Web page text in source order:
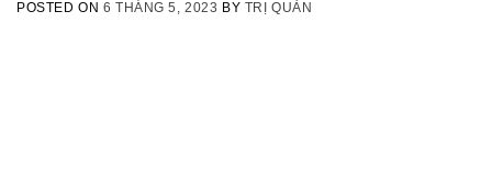
POSTED ON 6 THÁNG 5, 2023 BY TRỊ QUẢN